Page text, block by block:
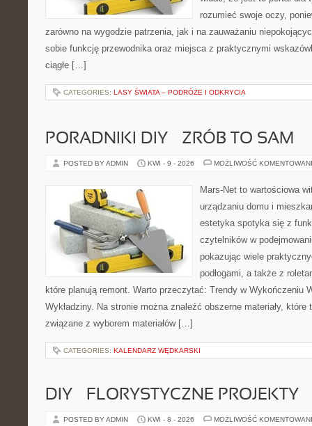
rozumieć swoje oczy,
zarówno na wygodzie patrzenia, jak i na zauważaniu
sobie funkcję przewodnika oraz miejsca z praktycznymi
ciągłe […]
CATEGORIES: LASY ŚWIATA – PODRÓŻE I ODKRYCIA
PORADNIKI DIY – ZRÓB TO SAM
POSTED BY ADMIN KWI - 9 - 2026 MOŻLIWOŚĆ
Mars-Net to wartościowa
urządzaniu domu i
estetyka spotyka się z
czytelników w
pokazując wiele
podłogami, a także z
które planują remont. Warto przeczytać: Trendy w Wykończeniu
Wykładziny. Na stronie można znaleźć obszerne materiały, które
związane z wyborem materiałów […]
CATEGORIES: KALENDARZ WĘDKARSKI
DIY – FLORYSTYCZNE PROJEKTY
POSTED BY ADMIN KWI - 8 - 2026 MOŻLIWOŚĆ